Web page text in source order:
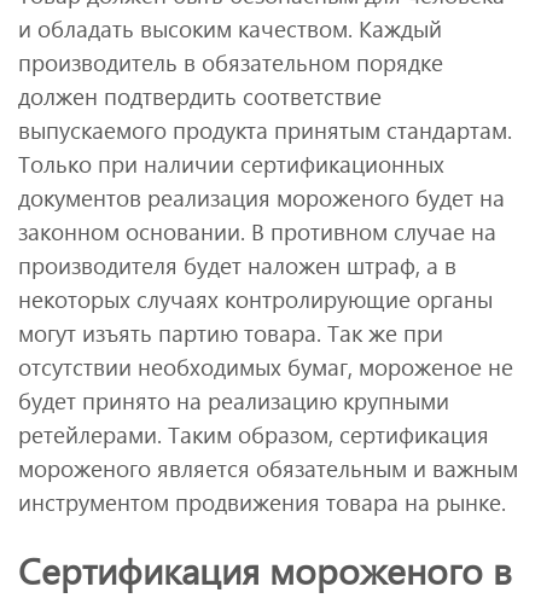
и обладать высоким качеством. Каждый
производитель в обязательном порядке
должен подтвердить соответствие
выпускаемого продукта принятым стандартам.
Только при наличии сертификационных
документов реализация мороженого будет на
законном основании. В противном случае на
производителя будет наложен штраф, а в
некоторых случаях контролирующие органы
могут изъять партию товара. Так же при
отсутствии необходимых бумаг, мороженое не
будет принято на реализацию крупными
ретейлерами. Таким образом, сертификация
мороженого является обязательным и важным
инструментом продвижения товара на рынке.
Сертификация мороженого в